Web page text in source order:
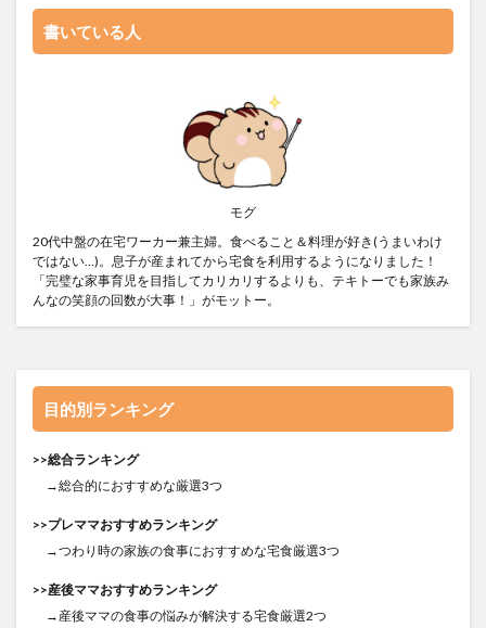
書いている人
モグ
20代中盤の在宅ワーカー兼主婦。食べること＆料理が好き(うまいわけ
ではない…)。息子が産まれてから宅食を利用するようになりました！
「完璧な家事育児を目指してカリカリするよりも、テキトーでも家族み
んなの笑顔の回数が大事！」がモットー。
目的別ランキング
>>総合ランキング
→総合的におすすめな厳選3つ
>>プレママおすすめランキング
→つわり時の家族の食事におすすめな宅食厳選3つ
>>産後ママおすすめランキング
→産後ママの食事の悩みが解決する宅食厳選2つ